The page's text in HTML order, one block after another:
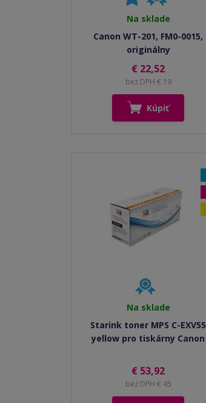
Na sklade
Canon WT-201, FM0-0015,
originálny
€ 22,52
bez DPH € 19
Kúpiť
Na sklade
Starink toner MPS C-EXV55
yellow pro tiskárny Canon
€ 53,92
bez DPH € 45